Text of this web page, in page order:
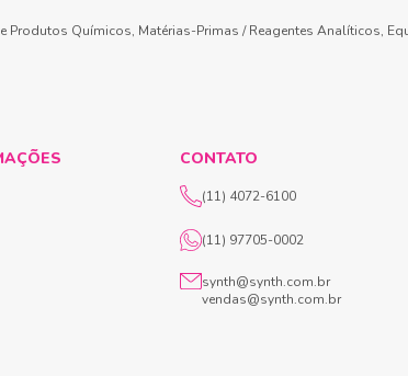
Químicos, Matérias-Primas / Reagentes Analíticos,
CONTATO
(11) 4072-6100
(11) 97705-0002
synth@synth.com.br
vendas@synth.com.br